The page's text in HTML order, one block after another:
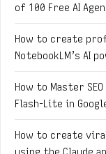
of 100 Free AI
How to create
NotebookLM’s AI
How to Master
Flash-Lite in
How to create